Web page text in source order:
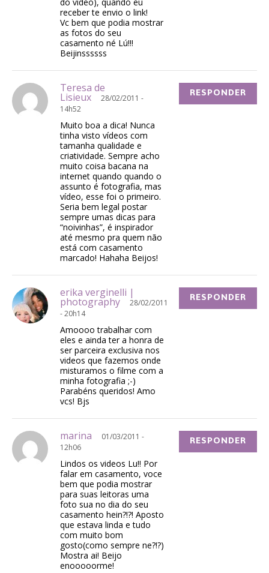
receber te envio o link!
Vc bem que podia mostrar
as fotos do seu
casamento né Lú!!!
Beijinssssss
Teresa de
Lisieux
28/02/2011 -
14h52
Muito boa a dica! Nunca
tinha visto vídeos com
tamanha qualidade e
criatividade. Sempre acho
muito coisa bacana na
internet quando quando o
assunto é fotografia, mas
vídeo, esse foi o primeiro.
Seria bem legal postar
sempre umas dicas para
“noivinhas”, é inspirador
até mesmo pra quem não
está com casamento
marcado! Hahaha Beijos!
RESPONDER
erika verginelli |
photography
28/02/2011
- 20h14
Amoooo trabalhar com
eles e ainda ter a honra de
ser parceira exclusiva nos
videos que fazemos onde
misturamos o filme com a
minha fotografia ;-)
Parabéns queridos! Amo
vcs! Bjs
RESPONDER
marina
01/03/2011 -
12h06
Lindos os videos Lu!! Por
falar em casamento, voce
bem que podia mostrar
para suas leitoras uma
foto sua no dia do seu
casamento hein?!?! Aposto
que estava linda e tudo
com muito bom
gosto(como sempre ne?!?)
Mostra ai! Beijo
enooooorme!
RESPONDER